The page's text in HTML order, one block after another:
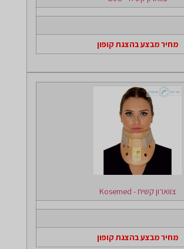
מחיר מבצע בהצגת קופון
צווארון קשיח - Kosemed
מחיר מבצע בהצגת קופון